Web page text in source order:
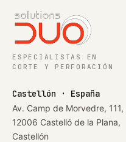
ESPECIALISTAS EN
CORTE Y PERFORACIÓN
Castellón · España
Av. Camp de Morvedre, 111,
12006 Castelló de la Plana,
Castellón